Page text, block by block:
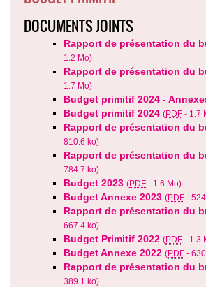
DOCUMENTS JOINTS
Rapport de présentation du
1.2 Mo)
Rapport de présentation du
1.7 Mo)
Budget primitif 2024 -
Budget primitif 2024 (PDF - 1.7
Rapport de présentation du
810.6 ko)
Rapport de présentation du
784.7 ko)
Budget 2023 (PDF - 1.6 Mo)
Budget Annexe 2023 (PDF -
Rapport de présentation du
667.4 ko)
Budget Primitif 2022 (PDF - 1.3
Budget Annexe 2022 (PDF -
Rapport de présentation du
389.1 ko)